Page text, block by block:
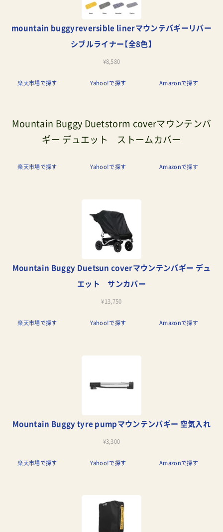
mountain buggyreversible linerマウンテバギーリバー
シブルライナー【全8色】
¥8,580
Amazonで探す
楽天市場で探す Yahoo!で探す
Mountain Buggy Duetstorm coverマウンテンバ
ギー デュエット ストームカバー
Amazonで探す
楽天市場で探す Yahoo!で探す
Mountain Buggy Duetsun coverマウンテンバギー デュ
エット サンカバー
¥13,750
Amazonで探す
楽天市場で探す Yahoo!で探す
Mountain Buggy tyre pumpマウンテンバギー 空気入れ
¥3,300
Amazonで探す
楽天市場で探す Yahoo!で探す